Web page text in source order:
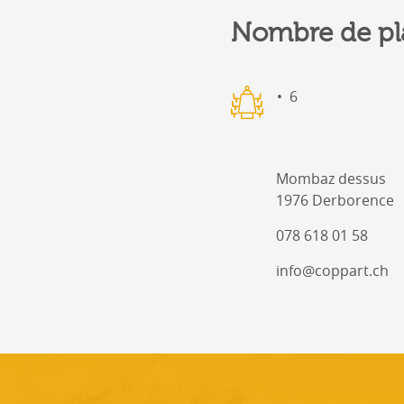
Nombre de
6
Mombaz dessus
1976 Derborence
078 618 01 58
info@coppart.ch